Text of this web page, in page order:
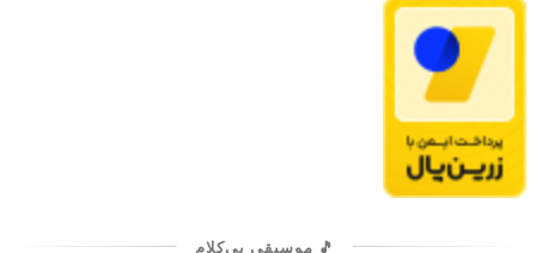
🎵 موسیقی بی‌کلام